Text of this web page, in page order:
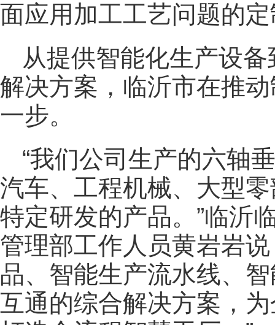
面应用加工工艺问题的
从提供智能化生产设
解决方案，临沂市在推
一步。
“我们公司生产的六轴
汽车、工程机械、大型
特定研发的产品。”临沂
管理部工作人员黄岩岩
品、智能生产流水线、
互通的综合解决方案，